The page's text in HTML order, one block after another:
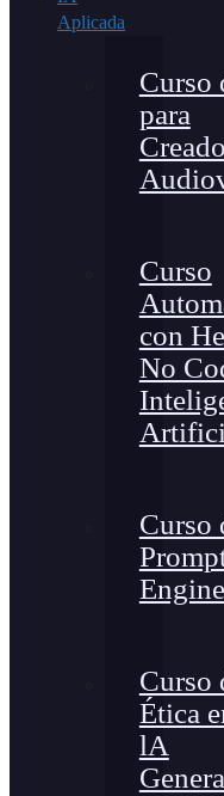
Aplicada
Curso
para
Curso
con
No
Curso
Curso
Ética
lA